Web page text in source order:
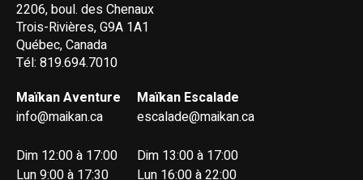
2206, boul. des Chenaux
Trois-Rivières, G9A 1A1
Québec, Canada
Tél: 819.694.7010
Maïkan Aventure
info@maikan.ca
Dim 12:00 à 17:00
Lun 9:00 à 17:30
Maïkan Escalade
escalade@maikan.ca
Dim 13:00 à 17:00
Lun 16:00 à 22:00